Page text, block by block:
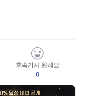
후속기사 원해요
0